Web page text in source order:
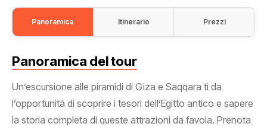
Panoramica Itinerario Prezzi
Panoramica del tour
Un’escursione alle piramidi di Giza e Saqqara ti da
l’opportunità di scoprire i tesori dell’Egitto antico e sapere
la storia completa di queste attrazioni da favola. Prenota